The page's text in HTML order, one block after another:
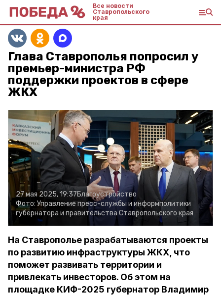
Все новости
Ставропольского
края
Глава Ставрополья попросил у
премьер-министра РФ
поддержки проектов в сфере
ЖКХ
27 мая 2025, 19:37Благоустройство
Фото: Управление пресс-службы и информполитики
губернатора и правительства Ставропольского края
На Ставрополье разрабатываются проекты
по развитию инфраструктуры ЖКХ, что
поможет развивать территории и
привлекать инвесторов. Об этом на
площадке КИФ-2025 губернатор Владимир